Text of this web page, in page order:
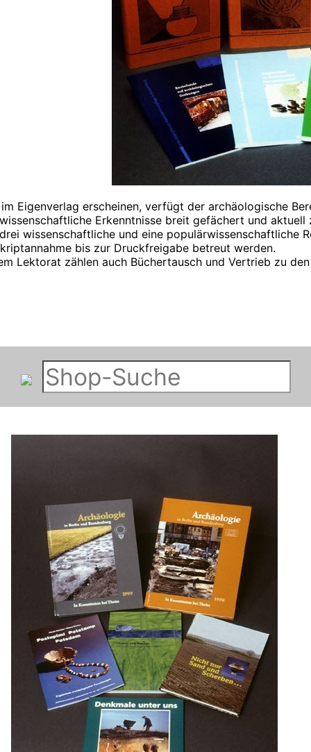
Eigenverlag erscheinen, verfügt der archäologische
Erkenntnisse breit gefächert und aktuell
wissenschaftliche und eine populärwissenschaftliche
bis zur Druckfreigabe betreut werden.
Lektorat zählen auch Büchertausch und Vertrieb zu